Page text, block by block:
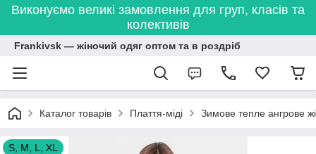
Виконуємо великі замовлення для груп, класів та
колективів
Frankivsk — жіночий одяг оптом та в роздріб
Каталог товарів Плаття-міді Зимове тепле ангрове
S, M, L, XL